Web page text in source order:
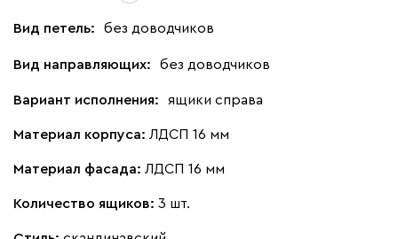
Вид петель: без доводчиков
Вид направляющих: без доводчиков
Вариант исполнения: ящики справа
Материал корпуса: ЛДСП 16 мм
Материал фасада: ЛДСП 16 мм
Количество ящиков: 3 шт.